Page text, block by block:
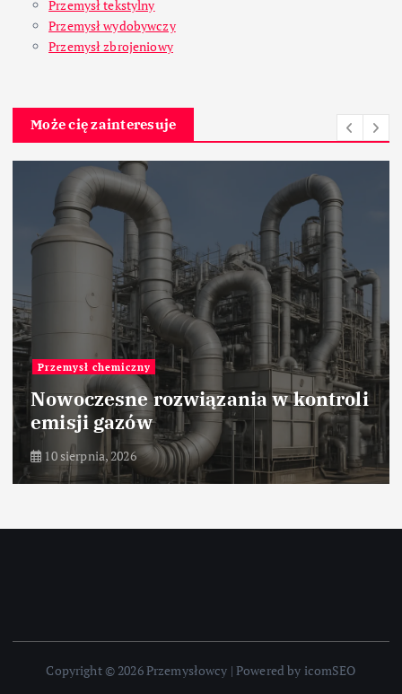
Przemysł tekstylny
Przemysł wydobywczy
Przemysł zbrojeniowy
Może cię zainteresuje
Przemysł chemiczny
Nowoczesne rozwiązania w kontroli
emisji gazów
10 sierpnia, 2026
Copyright © 2026 Przemysłowcy | Powered by icomSEO